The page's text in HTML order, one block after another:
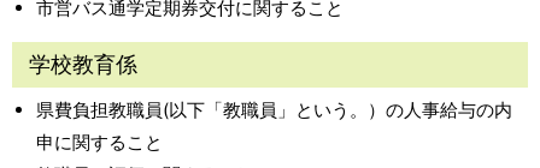
市営バス通学定期券交付に関すること
学校教育係
県費負担教職員(以下「教職員」という。）の人事給与の内
申に関すること